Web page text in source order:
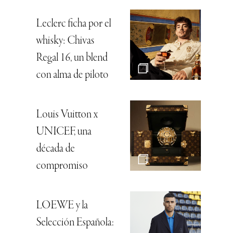
Leclerc ficha por el
whisky: Chivas
Regal 16, un blend
con alma de piloto
Louis Vuitton x
UNICEF, una
década de
compromiso
LOEWE y la
Selección Española: